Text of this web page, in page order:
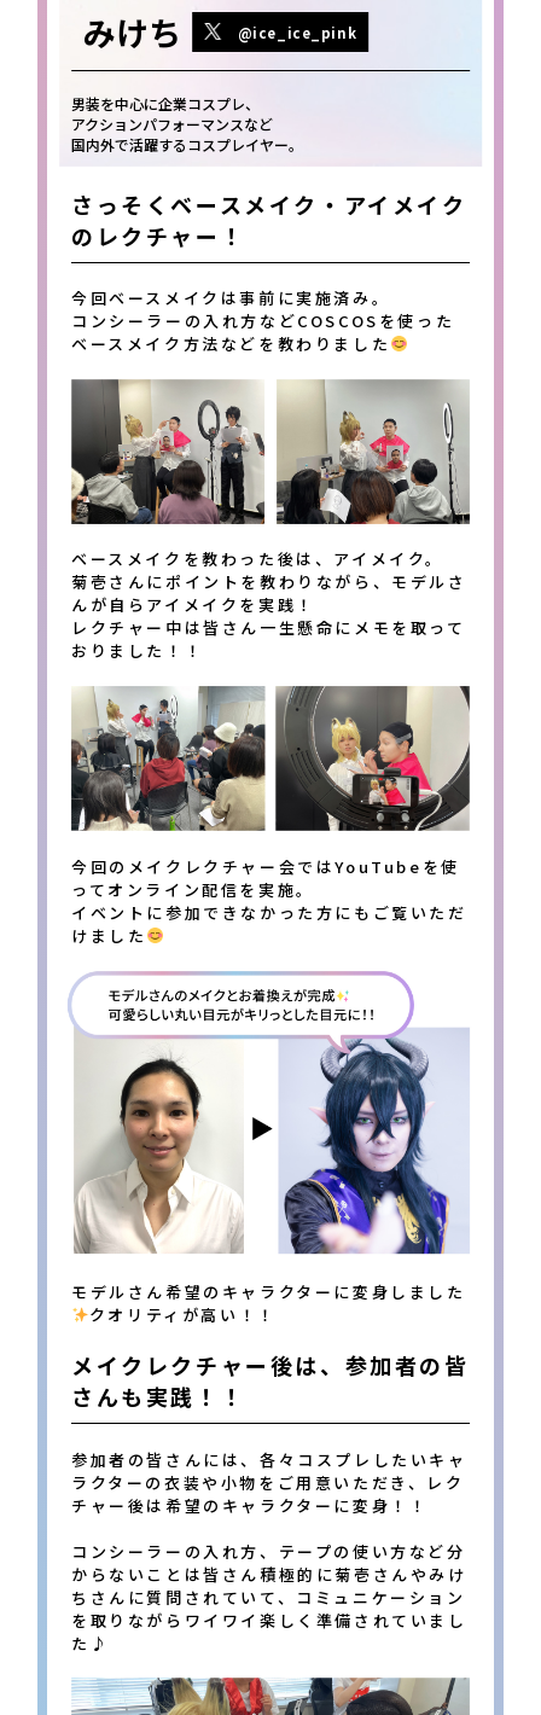
みけち @ice_ice_pink
男装を中心に企業コスプレ、
アクションパフォーマンスなど
国内外で活躍するコスプレイヤー。
さっそくベースメイク・アイメイク
のレクチャー！
今回ベースメイクは事前に実施済み。
コンシーラーの入れ方などCOSCOSを使った
ベースメイク方法などを教わりました
ベースメイクを教わった後は、アイメイク。
菊壱さんにポイントを教わりながら、モデルさ
んが自らアイメイクを実践！
レクチャー中は皆さん一生懸命にメモを取って
おりました！！
今回のメイクレクチャー会ではYouTubeを使
ってオンライン配信を実施。
イベントに参加できなかった方にもご覧いただ
けました
モデルさん希望のキャラクターに変身しました
クオリティが高い！！
メイクレクチャー後は、参加者の皆
さんも実践！！
参加者の皆さんには、各々コスプレしたいキャ
ラクターの衣装や小物をご用意いただき、レク
チャー後は希望のキャラクターに変身！！
コンシーラーの入れ方、テープの使い方など分
からないことは皆さん積極的に菊壱さんやみけ
ちさんに質問されていて、コミュニケーション
を取りながらワイワイ楽しく準備されていまし
た♪